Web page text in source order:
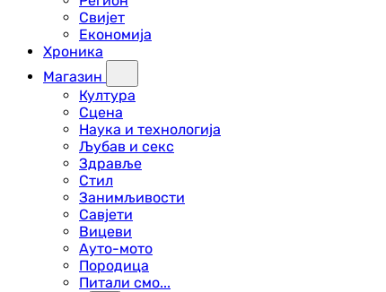
Свијет
Економија
Хроника
Магазин
Култура
Сцена
Наука и технологија
Љубав и секс
Здравље
Стил
Занимљивости
Савјети
Вицеви
Ауто-мото
Породица
Питали смо...